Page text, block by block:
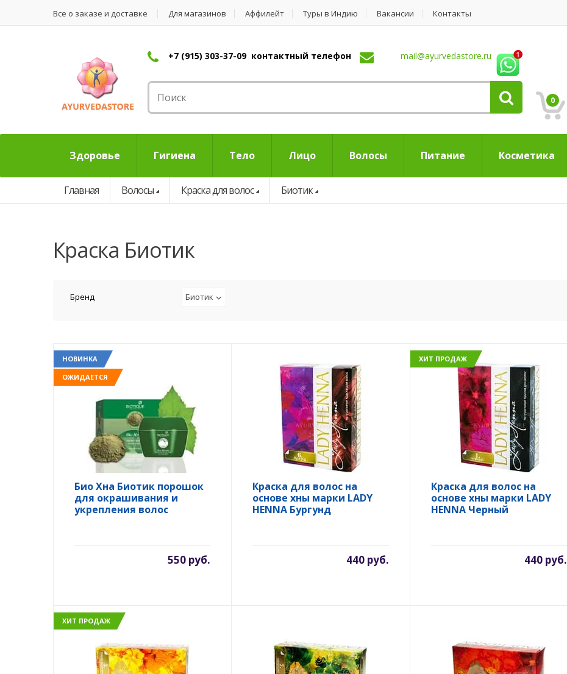
Все о заказе и доставке Для магазинов Аффилейт Туры в Индию Вакансии Контакты
+7 (915) 303-37-09 контактный телефон mail@ayurvedastore.ru
0
Здоровье Гигиена Тело Лицо Волосы Питание Косметика
Главная Волосы Краска для волос Биотик
краска Биотик
Бренд Биотик
НОВИНКА
ОЖИДАЕТСЯ
Био Хна Биотик порошок
для окрашивания и
укрепления волос
550 руб.
Краска для волос на
основе хны марки LADY
HENNA Бургунд
440 руб.
ХИТ ПРОДАЖ
Краска для волос на
основе хны марки LADY
HENNA Черный
440 руб.
ХИТ ПРОДАЖ